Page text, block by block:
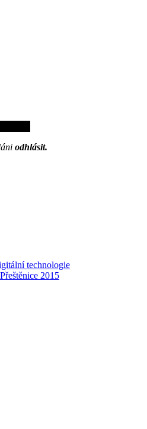
odhlásit.
technologie
2015